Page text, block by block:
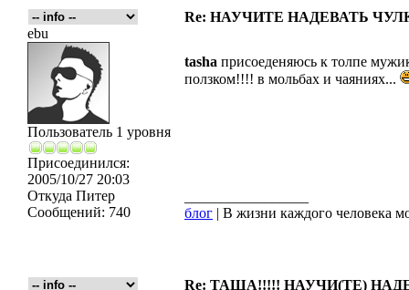
Re: НАУЧИТЕ НАДЕВАТЬ
ebu
Пользователь 1 уровня
Присоединился:
2005/10/27 20:03
Откуда Питер
Сообщений: 740
tasha присоеденяюсь к толпе
ползком!!!! в мольбах и чаяниях...
блог | В жизни каждого человека
Re: ТАША!!!!! НАУЧИ(ТЕ)